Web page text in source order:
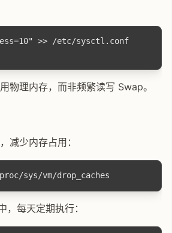
>> /etc/sysctl.conf
物理内存，而非频繁读写 Swap。
减少内存占用：
每天定期执行：